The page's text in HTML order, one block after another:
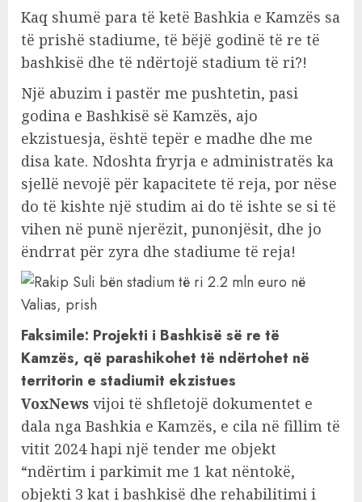
Kaq shumë para të ketë Bashkia e Kamzës sa
të prishë stadiume, të bëjë godinë të re të
bashkisë dhe të ndërtojë stadium të ri?!
Një abuzim i pastër me pushtetin, pasi
godina e Bashkisë së Kamzës, ajo
ekzistuesja, është tepër e madhe dhe me
disa kate. Ndoshta fryrja e administratës ka
sjellë nevojë për kapacitete të reja, por nëse
do të kishte një studim ai do të ishte se si të
vihen në punë njerëzit, punonjësit, dhe jo
ëndrrat për zyra dhe stadiume të reja!
Faksimile: Projekti i Bashkisë së re të
Kamzës, që parashikohet të ndërtohet në
territorin e stadiumit ekzistues
VoxNews vijoi të shfletojë dokumentet e
dala nga Bashkia e Kamzës, e cila në fillim të
vitit 2024 hapi një tender me objekt
“ndërtim i parkimit me 1 kat nëntokë,
objekti 3 kat i bashkisë dhe rehabilitimi i